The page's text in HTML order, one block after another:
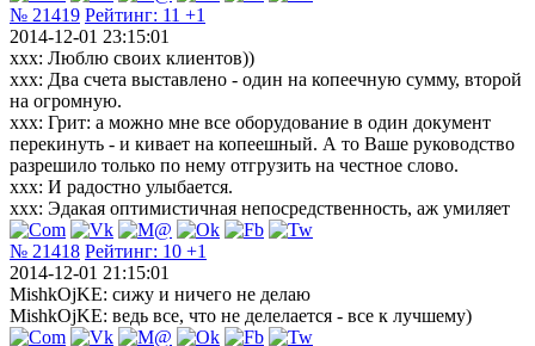
№ 21419 Рейтинг: 11 +1
2014-12-01 23:15:01
xxx: Люблю своих клиентов))
xxx: Два счета выставлено - один на копеечную сумму, второй
на огромную.
xxx: Грит: а можно мне все оборудование в один документ
перекинуть - и кивает на копеешный. А то Ваше руководство
разрешило только по нему отгрузить на честное слово.
xxx: И радостно улыбается.
xxx: Эдакая оптимистичная непосредственность, аж умиляет
№ 21418 Рейтинг: 10 +1
2014-12-01 21:15:01
MishkOjKE: сижу и ничего не делаю
MishkOjKE: ведь все, что не делелается - все к лучшему)